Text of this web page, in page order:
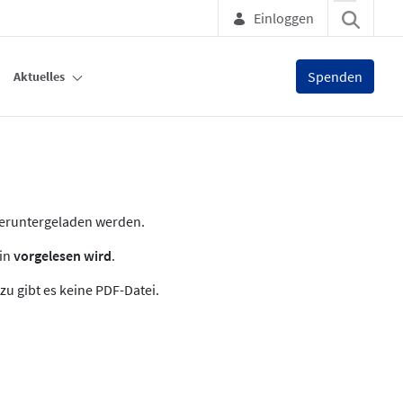
Einloggen
Aktuelles Spenden
werden.
vorgelesen wird.
gibt es keine PDF-Datei.